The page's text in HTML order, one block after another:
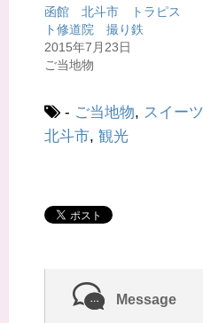
ウ
ィ
ン
ド
ウ
で
開
)
て
だ
さ
い
ウ
ィ
ド
ウ
函館 北斗市 トラピス
ト修道院 撮り鉄
2015年7月23日
ご当地物
- ご当地物, スイーツ
北斗市, 観光
Message